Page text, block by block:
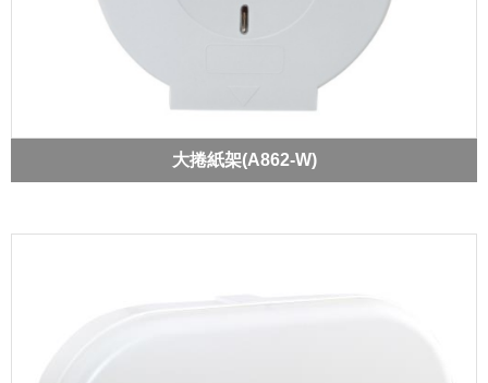
大捲紙架(A862-W)